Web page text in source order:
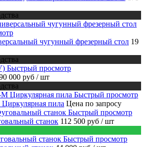
чугунный фрезерный стол 19
Быстрый просмотр
000 руб / шт
Быстрый просмотр
пила Цена по запросу
Быстрый просмотр
станок 112 500 руб / шт
Быстрый просмотр